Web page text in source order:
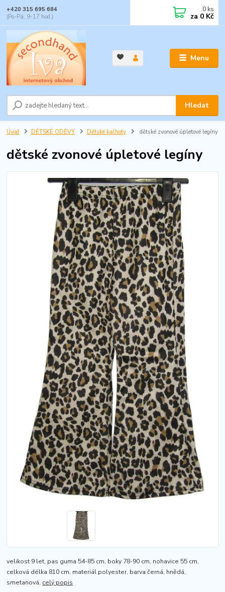
Menu
Hledat
+420 315 695 684
(Po-Pá, 9-17 hod.)
0 ks
za 0 Kč
Úvod DĚTSKÉ ODĚVY Dětské kalhoty dětské zvonové úpletové legíny
dětské zvonové úpletové legíny
velikost 9 let, pas guma 54-85 cm, boky 78-90 cm, nohavice 55 cm,
celková délka 810 cm, materiál polyester, barva černá, hnědá,
smetanová, celý popis